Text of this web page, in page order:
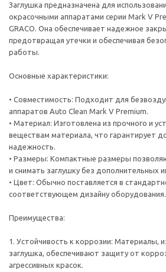
Заглушка предназначена для
окрасочными аппаратами серии Mark V
GRACO. Она обеспечивает надежное
предотвращая утечки и обеспечивая
работы.
Основные характеристики:
• Совместимость: Подходит для
аппаратов Auto Clean Mark V Premium.
• Материал: Изготовлена из прочного и
веществам материала, что гарантирует
надежность.
• Размеры: Компактные размеры
и снимать заглушку без дополнительных
• Цвет: Обычно поставляется в
соответствующем дизайну оборудования.
Преимущества:
1. Устойчивость к коррозии: Материалы,
заглушка, обеспечивают защиту от
агрессивных красок.